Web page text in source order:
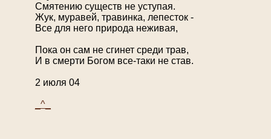
Смятению существ не уступая.
Жук, муравей, травинка, лепесток -
Все для него природа неживая,
Пока он сам не сгинет среди трав,
И в смерти Богом все-таки не став.
2 июля 04
_^_